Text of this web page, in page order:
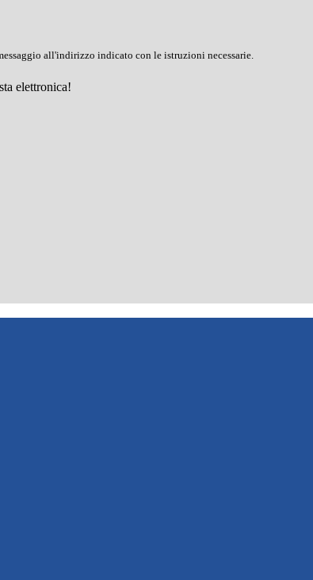
all'indirizzo indicato con le istruzioni necessarie.
elettronica!